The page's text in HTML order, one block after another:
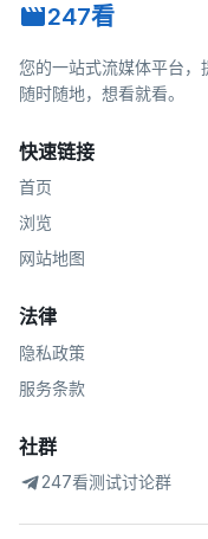
247看
您的一站式流媒体平台，
随时随地，想看就看。
快速链接
首页
浏览
网站地图
法律
隐私政策
服务条款
社群
247看测试讨论群